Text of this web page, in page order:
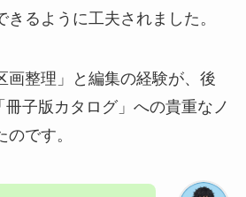
るように工夫されました。
画整理」と編集の経験が、後
子版カタログ」への貴重なノ
です。